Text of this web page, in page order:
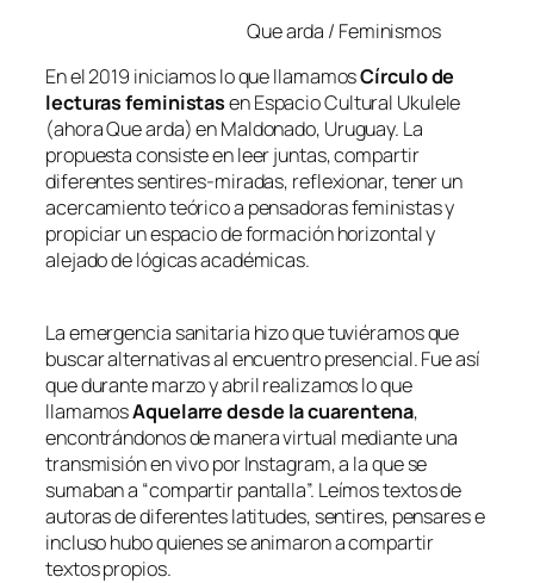
Que arda / Feminismos
En el 2019 iniciamos lo que llamamosCírculo de
lecturas feministasen Espacio Cultural Ukulele
(ahora Que arda) en Maldonado, Uruguay. La
propuesta consiste en leer juntas, compartir
diferentes sentires-miradas, reflexionar, tener un
acercamiento teórico a pensadoras feministas y
propiciar un espacio de formación horizontal y
alejado de lógicas académicas.
La emergencia sanitaria hizo que tuviéramos que
buscar alternativas al encuentro presencial. Fue así
que durante marzo y abril realizamos lo que
llamamosAquelarre desde la cuarentena,
encontrándonos de manera virtual mediante una
transmisión en vivo por Instagram, a la que se
sumaban a “compartir pantalla”. Leímos textos de
autoras de diferentes latitudes, sentires, pensares e
incluso hubo quienes se animaron a compartir
textos propios.